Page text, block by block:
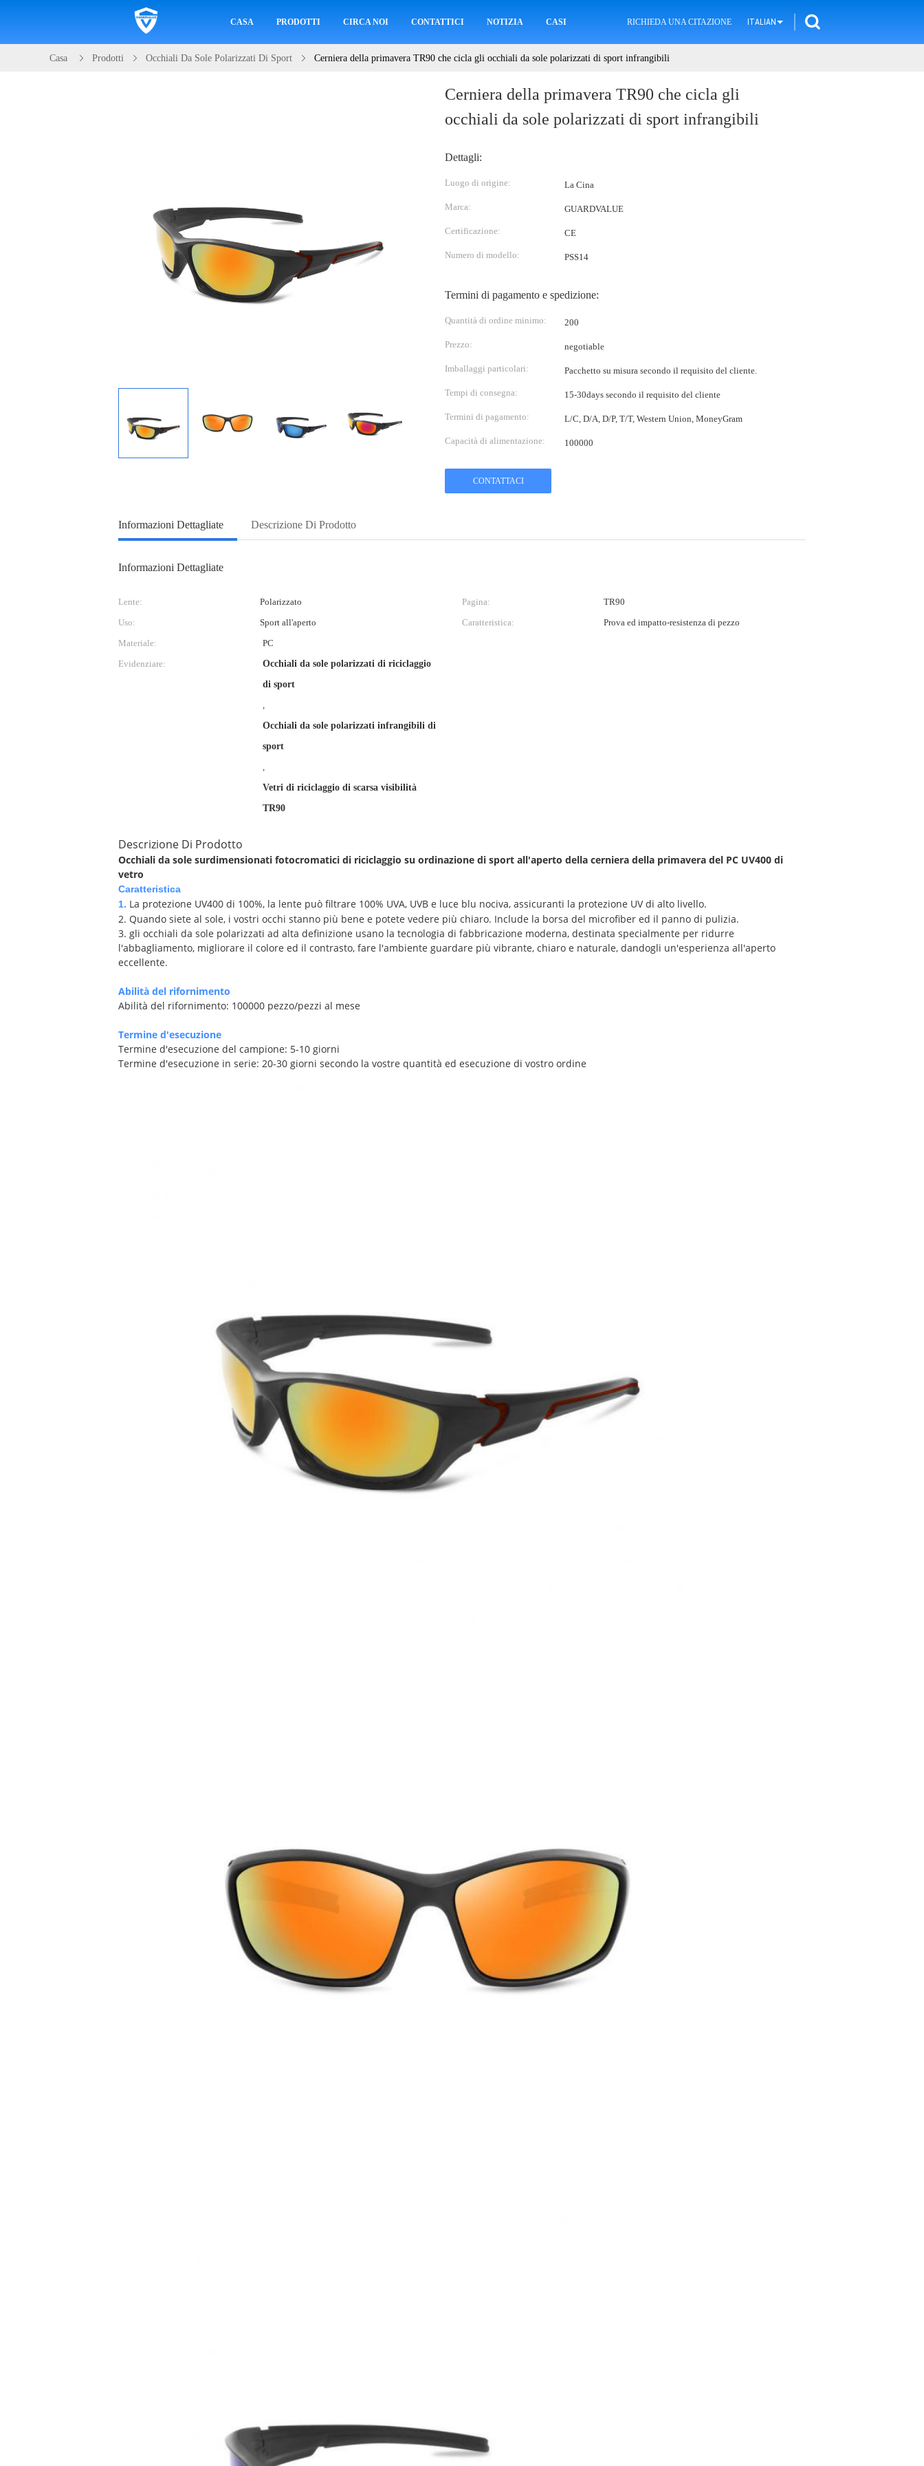
CASA PRODOTTI CIRCA NOI CONTATTICI NOTIZIA CASI RICHIEDA UNA CITAZIONE ITALIAN
Casa Prodotti Occhiali Da Sole Polarizzati Di Sport Cerniera della primavera TR90 che cicla gli occhiali da sole polarizzati di sport infrangibili
Cerniera della primavera TR90 che cicla gli
occhiali da sole polarizzati di sport infrangibili
Dettagli:
Luogo di origine: La Cina
Marca: GUARDVALUE
Certificazione: CE
Numero di modello: PSS14
Termini di pagamento e spedizione:
Quantità di ordine minimo: 200
Prezzo: negotiable
Imballaggi particolari: Pacchetto su misura secondo il requisito del cliente.
Tempi di consegna: 15-30days secondo il requisito del cliente
Termini di pagamento: L/C, D/A, D/P, T/T, Western Union, MoneyGram
Capacità di alimentazione: 100000
CONTATTACI
Informazioni Dettagliate Descrizione Di Prodotto
Informazioni Dettagliate
Lente: Polarizzato Pagina:
TR90
Uso:
Sport all'aperto Caratteristica:
Prova ed impatto-resistenza di pezzo
Materiale:
PC
Evidenziare:
Occhiali da sole polarizzati di riciclaggio
di sport
,
Occhiali da sole polarizzati infrangibili di
sport
,
Vetri di riciclaggio di scarsa visibilità
TR90
Descrizione Di Prodotto
Occhiali da sole surdimensionati fotocromatici di riciclaggio su ordinazione di sport all'aperto della cerniera della primavera del PC UV400 di
vetro
Caratteristica
1. La protezione UV400 di 100%, la lente può filtrare 100% UVA, UVB e luce blu nociva, assicuranti la protezione UV di alto livello.
2. Quando siete al sole, i vostri occhi stanno più bene e potete vedere più chiaro. Include la borsa del microfiber ed il panno di pulizia.
3. gli occhiali da sole polarizzati ad alta definizione usano la tecnologia di fabbricazione moderna, destinata specialmente per ridurre
l'abbagliamento, migliorare il colore ed il contrasto, fare l'ambiente guardare più vibrante, chiaro e naturale, dandogli un'esperienza all'aperto
eccellente.
Abilità del rifornimento
Abilità del rifornimento: 100000 pezzo/pezzi al mese
Termine d'esecuzione
Termine d'esecuzione del campione: 5-10 giorni
Termine d'esecuzione in serie: 20-30 giorni secondo la vostre quantità ed esecuzione di vostro ordine